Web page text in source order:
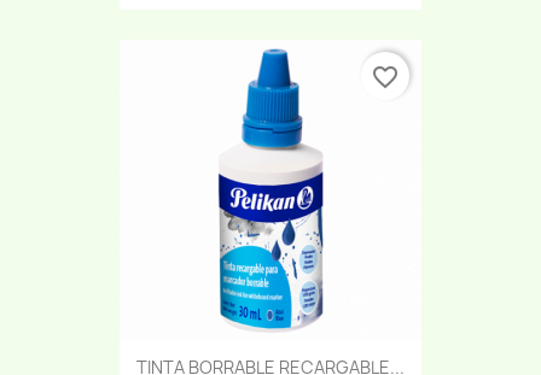
TINTA BORRABLE RECARGABLE...
favorite_border